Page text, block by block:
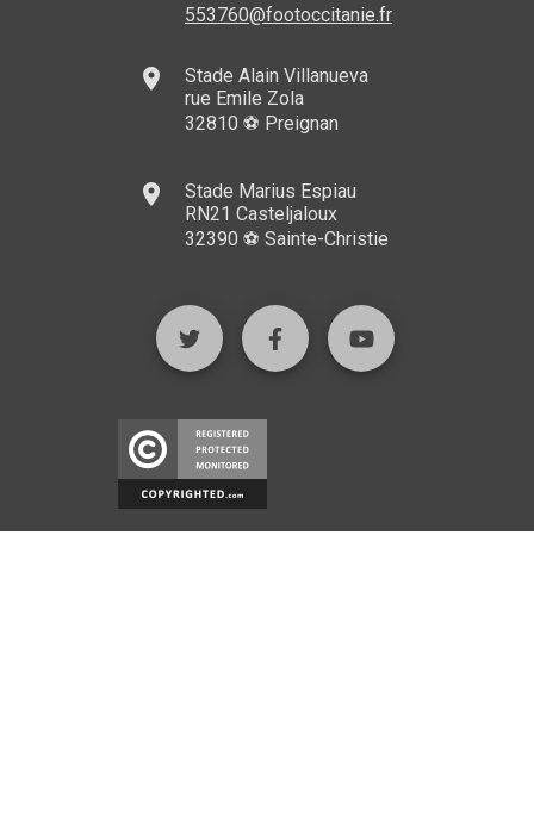
553760@footoccitanie.fr
place
Stade Alain Villanueva
rue Emile Zola
32810 ⚽ Preignan
place
Stade Marius Espiau
RN21 Casteljaloux
32390 ⚽ Sainte-Christie